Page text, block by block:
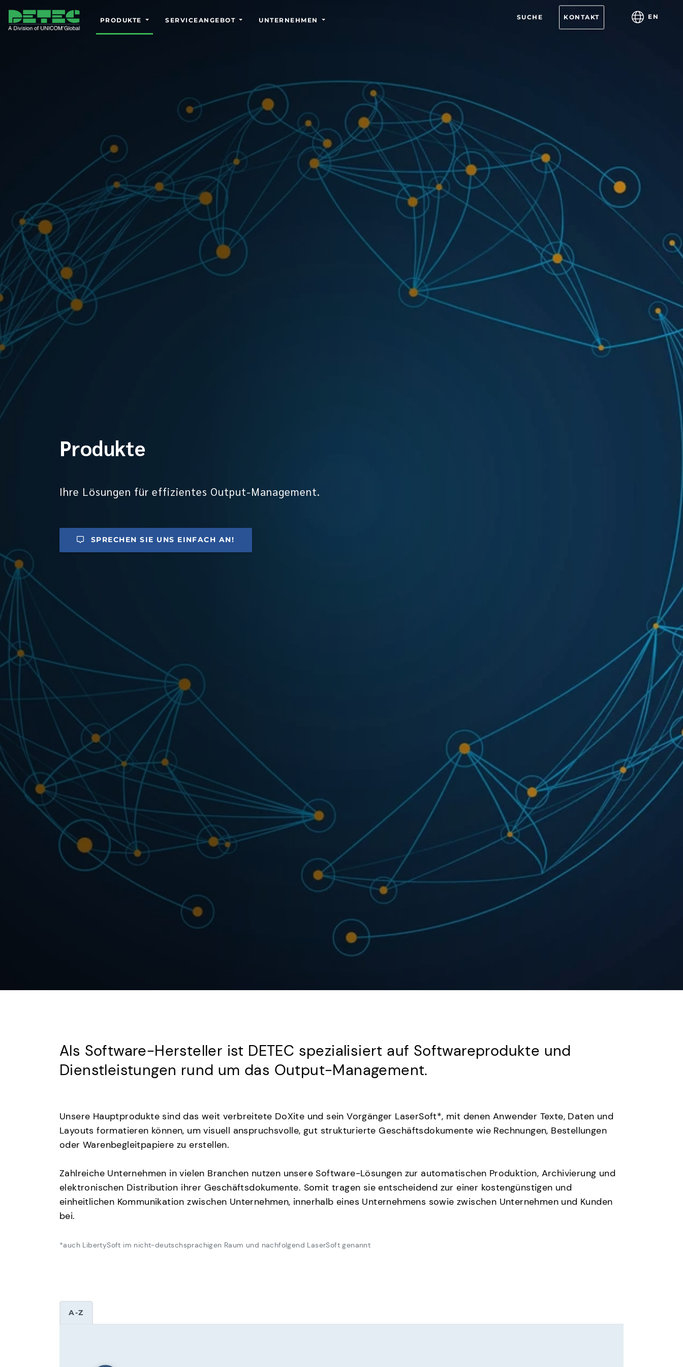
PRODUKTE SERVICEANGEBOT UNTERNEHMEN SUCHE KONTAKT EN
Produkte
Ihre Lösungen für effizientes Output-Management.
SPRECHEN SIE UNS EINFACH AN!
Als Software-Hersteller ist DETEC spezialisiert auf Softwareprodukte und
Dienstleistungen rund um das Output-Management.
Unsere Hauptprodukte sind das weit verbreitete DoXite und sein Vorgänger LaserSoft*, mit denen Anwender Texte, Daten und
Layouts formatieren können, um visuell anspruchsvolle, gut strukturierte Geschäftsdokumente wie Rechnungen, Bestellungen
oder Warenbegleitpapiere zu erstellen.
Zahlreiche Unternehmen in vielen Branchen nutzen unsere Software-Lösungen zur automatischen Produktion, Archivierung und
elektronischen Distribution ihrer Geschäftsdokumente. Somit tragen sie entscheidend zur einer kostengünstigen und
einheitlichen Kommunikation zwischen Unternehmen, innerhalb eines Unternehmens sowie zwischen Unternehmen und Kunden
bei.
*auch LibertySoft im nicht-deutschsprachigen Raum und nachfolgend LaserSoft genannt
A-Z